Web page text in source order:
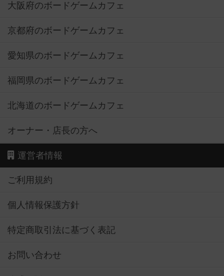
大阪府のボードゲームカフェ
京都府のボードゲームカフェ
愛知県のボードゲームカフェ
福岡県のボードゲームカフェ
北海道のボードゲームカフェ
オーナー・店長の方へ
運営者情報
ご利用規約
個人情報保護方針
特定商取引法に基づく表記
お問い合わせ